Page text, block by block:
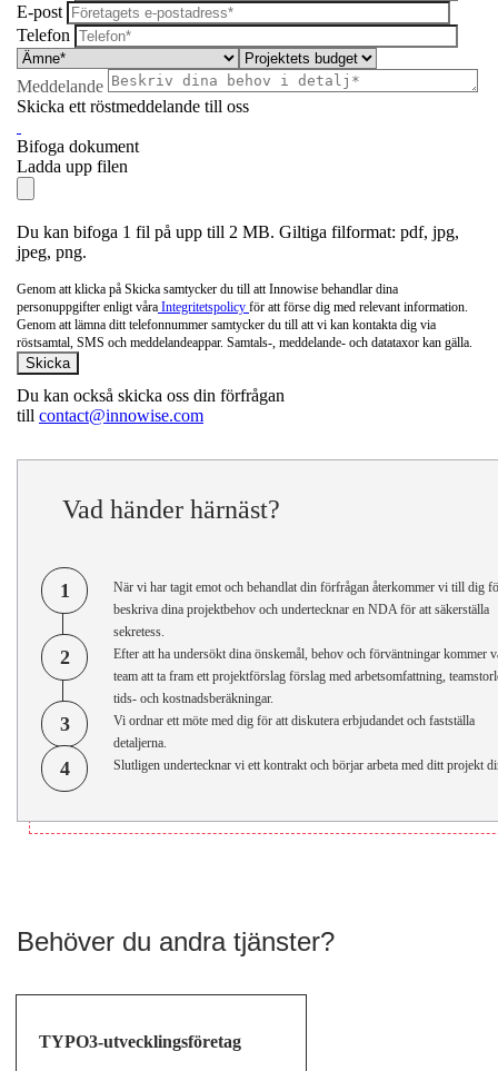
E-post
Telefon
Meddelande
Skicka ett röstmeddelande till oss
Bifoga dokument
Ladda upp filen
Du kan bifoga 1 fil på upp till 2 MB. Giltiga filformat: pdf, jpg,
jpeg, png.
Genom att klicka på Skicka samtycker du till att Innowise behandlar dina
personuppgifter enligt våra Integritetspolicy för att förse dig med relevant information.
Genom att lämna ditt telefonnummer samtycker du till att vi kan kontakta dig via
röstsamtal, SMS och meddelandeappar. Samtals-, meddelande- och datataxor kan gälla.
Du kan också skicka oss din förfrågan
till contact@innowise.com
Vad händer härnäst?
1
När vi har tagit emot och behandlat din förfrågan återkommer vi till dig
beskriva dina projektbehov och undertecknar en NDA för att säkerställa
sekretess.
2
Efter att ha undersökt dina önskemål, behov och förväntningar kommer
team att ta fram ett projektförslag förslag med arbetsomfattning,
tids- och kostnadsberäkningar.
3
Vi ordnar ett möte med dig för att diskutera erbjudandet och fastställa
detaljerna.
4 Slutligen undertecknar vi ett kontrakt och börjar arbeta med ditt projekt
Behöver du andra tjänster?
TYPO3-utvecklingsföretag